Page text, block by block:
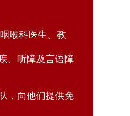
喉科医生、教
、听障及言语障
，向他们提供免